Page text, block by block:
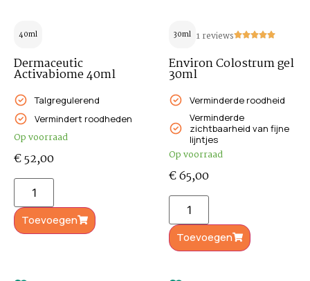
40ml
Dermaceutic
Activabiome 40ml
Talgregulerend
Vermindert roodheden
Op voorraad
€52,00
Toevoegen
30ml 1 reviews
Environ Colostrum gel
30ml
Verminderde roodheid
Verminderde
zichtbaarheid van fijne
lijntjes
Op voorraad
€65,00
Toevoegen